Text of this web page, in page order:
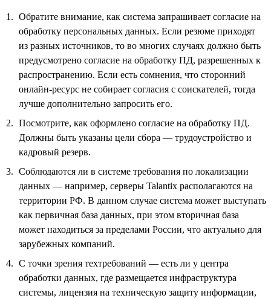
Обратите внимание, как система запрашивает согласие на
обработку персональных данных. Если резюме приходят
из разных источников, то во многих случаях должно быть
предусмотрено согласие на обработку ПД, разрешенных к
распространению. Если есть сомнения, что сторонний
онлайн-ресурс не собирает согласия с соискателей, тогда
лучше дополнительно запросить его.
Посмотрите, как оформлено согласие на обработку ПД.
Должны быть указаны цели сбора — трудоустройство и
кадровый резерв.
Соблюдаются ли в системе требования по локализации
данных — например, серверы Talantix располагаются на
территории РФ. В данном случае система может выступать
как первичная база данных, при этом вторичная база
может находиться за пределами России, что актуально для
зарубежных компаний.
С точки зрения техтребований — есть ли у центра
обработки данных, где размещается инфраструктура
системы, лицензия на техническую защиту информации,